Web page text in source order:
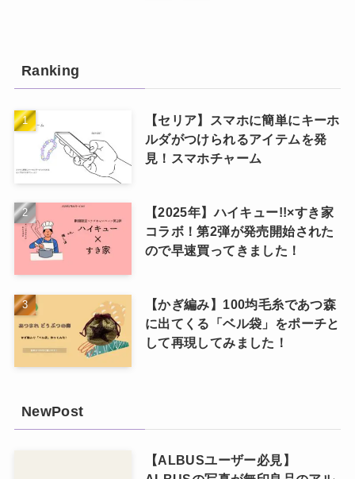
Ranking
【セリア】スマホに簡単にキーホ
ルダがつけられるアイテムを発
見！スマホチャーム
【2025年】ハイキュー!!×すき家
コラボ！第2弾が発売開始された
ので早速買ってきました！
【かぎ編み】100均毛糸であつ森
に出てくる「ベル袋」をポーチと
して再現してみました！
NewPost
【ALBUSユーザー必見】